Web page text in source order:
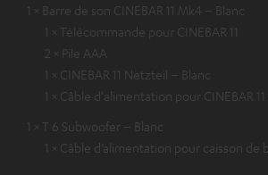
1 × Barre de son CINEBAR 11 Mk4 – Blanc
1 × Télécommande pour CINEBAR 11
2 × Pile AAA
1 × CINEBAR 11 Netzteil – Blanc
1 × Câble d'alimentation pour CINEBAR
1 × T 6 Subwoofer – Blanc
1 × Câble d’alimentation pour caisson de